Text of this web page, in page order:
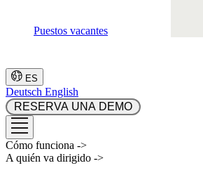
Puestos vacantes
ES
Deutsch English
Cómo funciona ->
A quién va dirigido ->